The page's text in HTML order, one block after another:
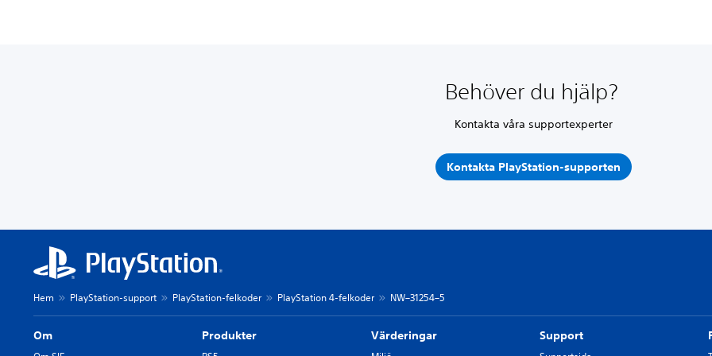
Behöver du hjälp?
Kontakta våra supportexperter
Kontakta PlayStation-supporten
Hem PlayStation-support PlayStation-felkoder PlayStation 4-felkoder NW–31254–5
Om Produkter Värderingar Support